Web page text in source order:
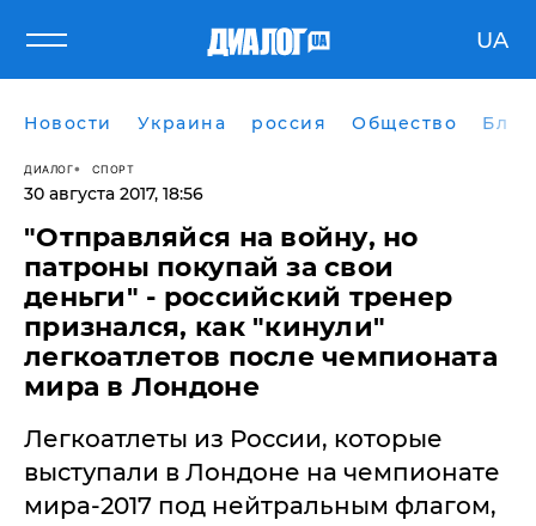
UA
Новости Украина россия Общество
ДИАЛОГ СПОРТ
30 августа 2017, 18:56
"Отправляйся на войну, но
патроны покупай за свои
деньги" - российский тренер
признался, как "кинули"
легкоатлетов после чемпионата
мира в Лондоне
Легкоатлеты из России, которые
выступали в Лондоне на чемпионате
мира-2017 под нейтральным флагом,